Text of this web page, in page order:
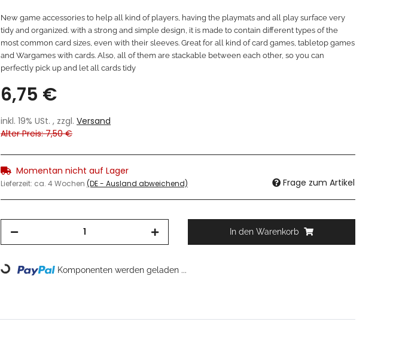
New game accessories to help all kind of players, having the playmats and all play surface very
tidy and organized. with a strong and simple design, it is made to contain different types of the
most common card sizes, even with their sleeves. Great for all kind of card games, tabletop games
and Wargames with cards. Also, all of them are stackable between each other, so you can
perfectly pick up and let all cards tidy
6,75 €
inkl. 19% USt. , zzgl. Versand
Alter Preis: 7,50 €
Momentan nicht auf Lager
Lieferzeit: ca. 4 Wochen (DE - Ausland abweichend) Frage zum Artikel
In den Warenkorb
Loading... Komponenten werden geladen ...